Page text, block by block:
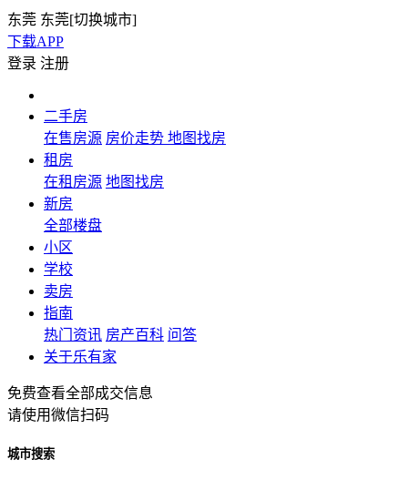
东莞 东莞[切换城市]
下载APP
登录 注册
二手房
在售房源 房价走势 地图找房
租房
在租房源 地图找房
新房
全部楼盘
小区
学校
卖房
指南
热门资讯 房产百科 问答
关于乐有家
免费查看全部成交信息
请使用微信扫码
城市搜索